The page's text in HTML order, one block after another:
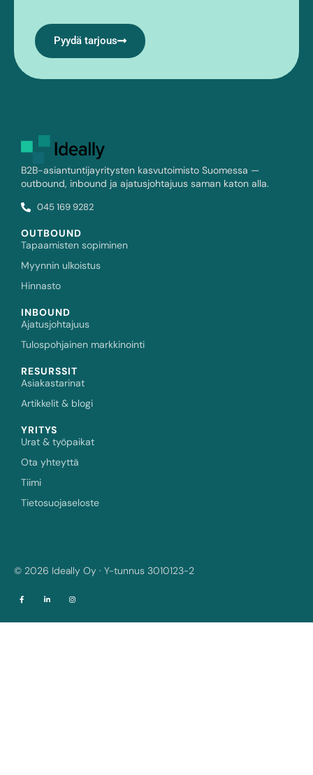
Pyydä tarjous
B2B-asiantuntijayritysten kasvutoimisto Suomessa —
outbound, inbound ja ajatusjohtajuus saman katon alla.
045 169 9282
OUTBOUND
Tapaamisten sopiminen
Myynnin ulkoistus
Hinnasto
INBOUND
Ajatusjohtajuus
Tulospohjainen markkinointi
RESURSSIT
Asiakastarinat
Artikkelit & blogi
YRITYS
Urat & työpaikat
Ota yhteyttä
Tiimi
Tietosuojaseloste
© 2026 Ideally Oy · Y-tunnus 3010123-2